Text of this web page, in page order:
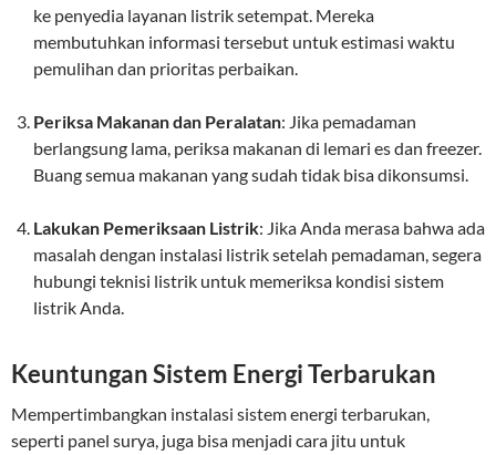
ke penyedia layanan listrik setempat. Mereka
membutuhkan informasi tersebut untuk estimasi waktu
pemulihan dan prioritas perbaikan.
Periksa Makanan dan Peralatan: Jika pemadaman
berlangsung lama, periksa makanan di lemari es dan freezer.
Buang semua makanan yang sudah tidak bisa dikonsumsi.
Lakukan Pemeriksaan Listrik: Jika Anda merasa bahwa ada
masalah dengan instalasi listrik setelah pemadaman, segera
hubungi teknisi listrik untuk memeriksa kondisi sistem
listrik Anda.
Keuntungan Sistem Energi Terbarukan
Mempertimbangkan instalasi sistem energi terbarukan,
seperti panel surya, juga bisa menjadi cara jitu untuk